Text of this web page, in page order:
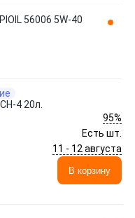
56006 5W-40
4 20л.
95%
Есть шт.
11 - 12 августа
В корзину